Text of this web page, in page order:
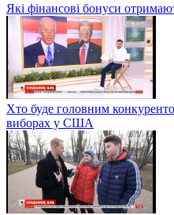
Які фінансові бонуси
Хто буде головним
виборах у США